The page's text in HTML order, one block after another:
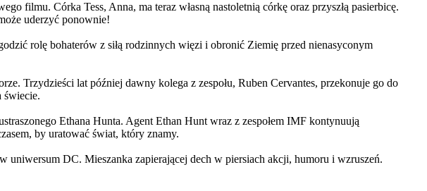
Córka Tess, Anna, ma teraz własną nastoletnią córkę oraz przyszłą pasierbicę.
uderzyć ponownie!
rolę bohaterów z siłą rodzinnych więzi i obronić Ziemię przed nienasyconym
Trzydzieści lat później dawny kolega z zespołu, Ruben Cervantes, przekonuje go do
świecie.
Ethana Hunta. Agent Ethan Hunt wraz z zespołem IMF kontynuują
by uratować świat, który znamy.
DC. Mieszanka zapierającej dech w piersiach akcji, humoru i wzruszeń.